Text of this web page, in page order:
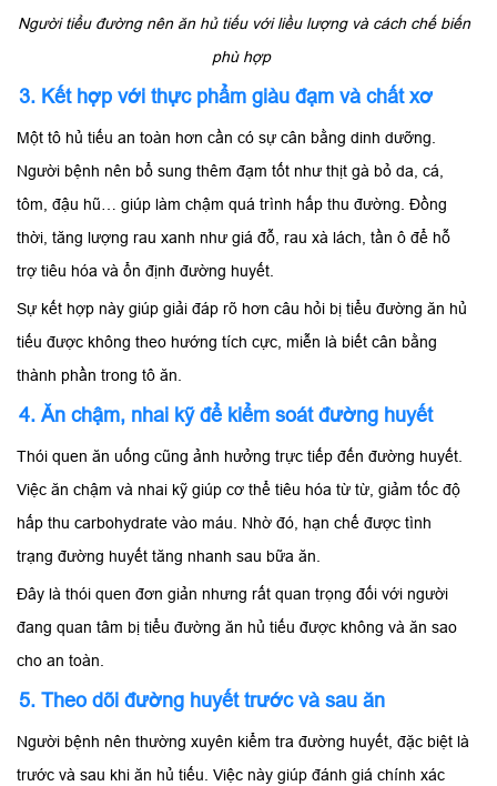
Người tiểu đường nên ăn hủ tiếu với liều lượng và cách chế biến
phù hợp
3. Kết hợp với thực phẩm giàu đạm và chất xơ
Một tô hủ tiếu an toàn hơn cần có sự cân bằng dinh dưỡng.
Người bệnh nên bổ sung thêm đạm tốt như thịt gà bỏ da, cá,
tôm, đậu hũ… giúp làm chậm quá trình hấp thu đường. Đồng
thời, tăng lượng rau xanh như giá đỗ, rau xà lách, tần ô để hỗ
trợ tiêu hóa và ổn định đường huyết.
Sự kết hợp này giúp giải đáp rõ hơn câu hỏi bị tiểu đường ăn hủ
tiếu được không theo hướng tích cực, miễn là biết cân bằng
thành phần trong tô ăn.
4. Ăn chậm, nhai kỹ để kiểm soát đường huyết
Thói quen ăn uống cũng ảnh hưởng trực tiếp đến đường huyết.
Việc ăn chậm và nhai kỹ giúp cơ thể tiêu hóa từ từ, giảm tốc độ
hấp thu carbohydrate vào máu. Nhờ đó, hạn chế được tình
trạng đường huyết tăng nhanh sau bữa ăn.
Đây là thói quen đơn giản nhưng rất quan trọng đối với người
đang quan tâm bị tiểu đường ăn hủ tiếu được không và ăn sao
cho an toàn.
5. Theo dõi đường huyết trước và sau ăn
Người bệnh nên thường xuyên kiểm tra đường huyết, đặc biệt là
trước và sau khi ăn hủ tiếu. Việc này giúp đánh giá chính xác